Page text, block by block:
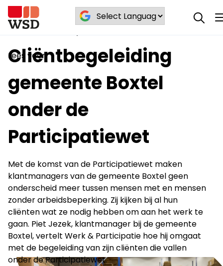
Lees voor
/Blog/
Cliëntbegeleiding gemeente Boxtel onder
Cliëntbegeleiding
gemeente Boxtel
onder de
Participatiewet
Met de komst van de Participatiewet maken
klantmanagers van de gemeente Boxtel geen
onderscheid meer tussen mensen met en mensen
zonder arbeidsbeperking. Zij kijken bij al hun
cliënten wat ze nodig hebben om aan het werk te
gaan. Piet Jezek, klantmanager bij de gemeente
Boxtel, vertelt Werk & Participatie hoe hij omgaat
met de begeleiding van zijn cliënten die vallen
onder de Participatiewet.